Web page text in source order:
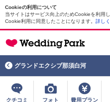
Cookieの利用について
当サイトはサービス向上のためCookieを利用
Cookie利用に同意したことになります。 詳し
グランドエクシブ那須白河
クチコミ フォト 費用プラン